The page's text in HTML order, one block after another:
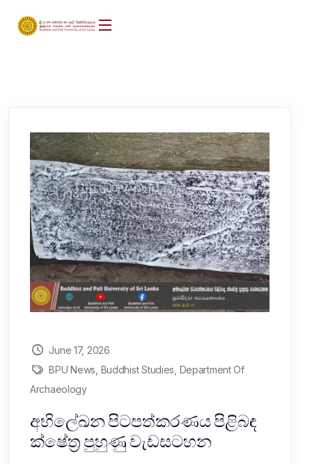
June 17, 2026
BPU News Buddhist Studies Department Of
Archaeology
අභිලේඛන පිටපත්කරණය පිළිබඳ
ක්ෂේත්‍ර පුහුණු වැඩසටහන